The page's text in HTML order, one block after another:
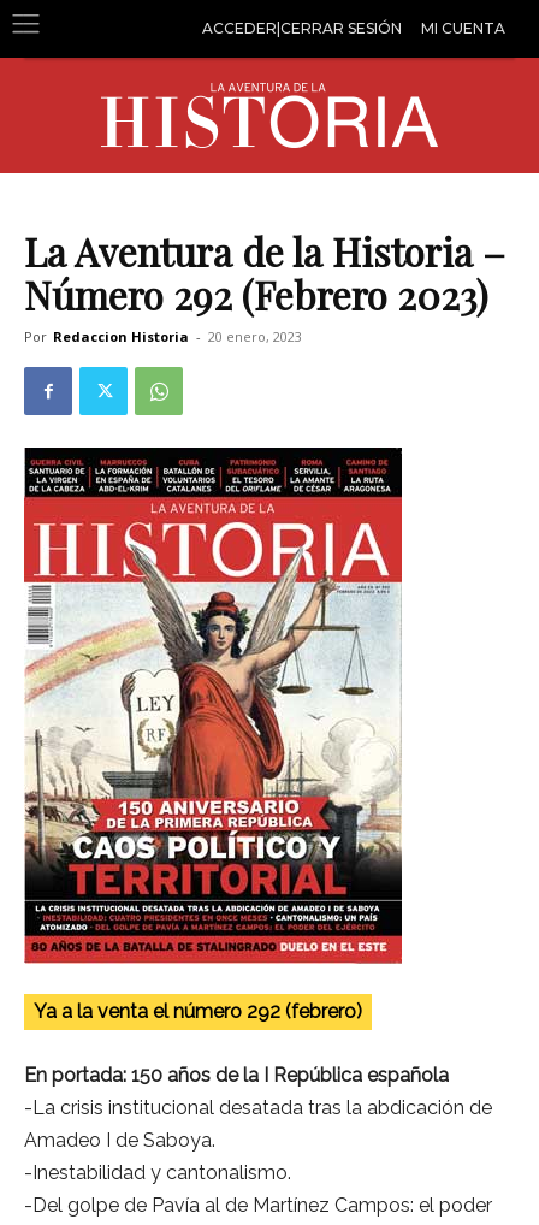
ACCEDER|CERRAR SESIÓN MI CUENTA
La Aventura de la Historia –
Número 292 (Febrero 2023)
Por Redaccion Historia - 20 enero, 2023
Ya a la venta el número 292 (febrero)
En portada: 150 años de la I República española
-La crisis institucional desatada tras la abdicación de
Amadeo I de Saboya.
-Inestabilidad y cantonalismo.
-Del golpe de Pavía al de Martínez Campos: el poder